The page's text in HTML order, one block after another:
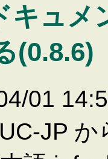
キュメ
(0.8.6)
01
JP